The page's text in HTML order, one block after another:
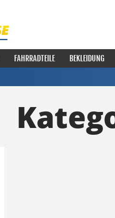
FAHRRADTEILE BEKLEIDUNG